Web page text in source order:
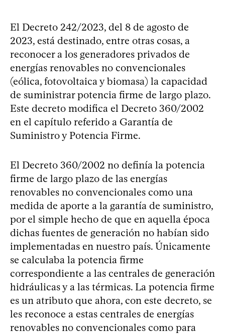
El Decreto 242/2023, del 8 de agosto de
2023, está destinado, entre otras cosas, a
reconocer a los generadores privados de
energías renovables no convencionales
(eólica, fotovoltaica y biomasa) la capacidad
de suministrar potencia firme de largo plazo.
Este decreto modifica el Decreto 360/2002
en el capítulo referido a Garantía de
Suministro y Potencia Firme.
El Decreto 360/2002 no definía la potencia
firme de largo plazo de las energías
renovables no convencionales como una
medida de aporte a la garantía de suministro,
por el simple hecho de que en aquella época
dichas fuentes de generación no habían sido
implementadas en nuestro país. Únicamente
se calculaba la potencia firme
correspondiente a las centrales de generación
hidráulicas y a las térmicas. La potencia firme
es un atributo que ahora, con este decreto, se
les reconoce a estas centrales de energías
renovables no convencionales como para